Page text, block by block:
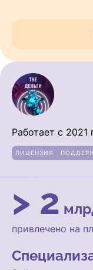
Работает с 2021
ЛИЦЕНЗИЯ
> 2
привлечено на